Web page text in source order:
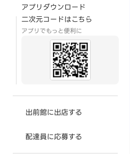
アプリダウンロード
二次元コードはこちら
アプリでもっと便利に
出前館に出店する
配達員に応募する